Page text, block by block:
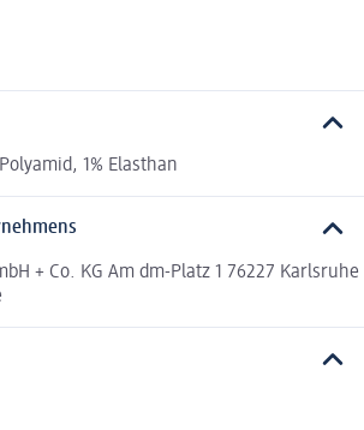
1% Elasthan
+ Co. KG Am dm-Platz 1 76227 Karlsruhe